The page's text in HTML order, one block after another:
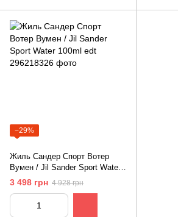
−29%
Жиль Сандер Спорт Вотер
Вумен / Jil Sander Sport Water
100ml edt ​
3 498 грн 4 928 грн